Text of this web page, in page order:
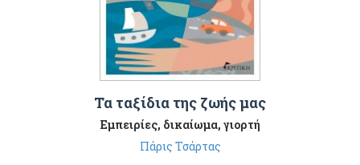
Τα ταξίδια της ζωής μας
Εμπειρίες, δικαίωμα, γιορτή
Πάρις Τσάρτας